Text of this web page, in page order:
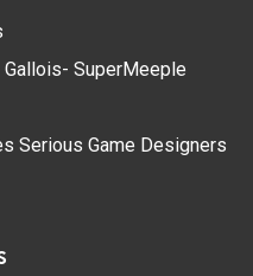
SuperMeeple
Serious Game Designers